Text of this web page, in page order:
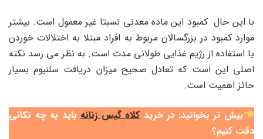
با این حال کمبود این ماده معدنی نسبتا غیر معمول است. بیشتر
موارد کمبود در بزرگسالان مربوط به افراد مبتلا به اختلالات خوردن
یا استفاده از رژیم غذایی طولانی مدت است. به نظر می رسد نکته
اصلی این است که تعادل صحیح میزان دریافت سلنیوم بسیار
حائز اهمیت است.
بیش تر بخوانید: در خریدکلاه گیس زنانهباید به چه نکاتی
دقت کنیم؟